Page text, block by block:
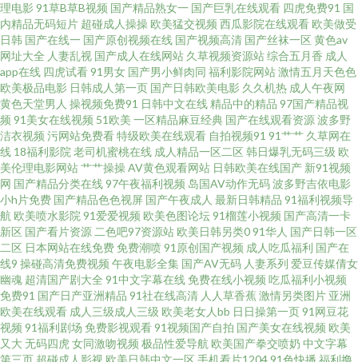
三分钟 丝袜av资源在线观看 艹艹艹在线 日本东京热色综合 玖玖热精品视频
内射日本少妇 污污污视频网站一二三区 91麻豆萝莉熟女 婷婷色AV电影网 岛
国精品在线播放 97韩亚洲 成人福利视频 亚洲自拍电影 www.91色狼视频 超
碰人妻第一夜 女同按摩伦理 免费黄色片网址 超碰97操操操 91区在线视频观
看 亚洲最大成人在线 成人电影w 91红桃福利 国产福利视频导航 五月激情黄
色 AV网扯 日韩情侣av 欧美久久一欠 另类成人男女 中文字幕av资源 97超碰热
线 三级片人与兽 国产91九色在线资源 人人肏人人 av老司机福利天堂 亚洲在
浅在现观看 1024cc在线观看 97人人乐 欧洲成人精品 人人干 AV在线 午夜老
司机电影网 婷婷欧美日韩无 国产激情图区 天堂AV男人 久久蕉伊人 www色图
理电影 91草B草B视频 国产精品熟女一 国产巨乳在线观看 四虎免费91 国
内精品无码短片 超碰成人操操 欧美猛交视频 西瓜影院在线观看 欧美做受
日韩 国产在线一 国产原创视频在线 国产视频高清 国产丝袜一区 黄色av
网址大全 人妻乱视 国产成人在线网站 久草视频资源站综合五月香 成人
app在线 四虎试看91男女 国产男小鲜肉同 福利影院网站激情五月天色色
欧美极品电影 日韩成人第一页 国产日韩欧美电影 久久机热 成人午夜网
黄色天堂男人 操视频免费91 日韩中文在线精品中的精品 97国产精品视
频 91美女在线视频 51欧美 一区精品麻豆经典 国产在线观看资源波多野
洁衣视频 污网站免费看特级欧美在线观看 自拍视频91 91艹艹 久草网在
线 18福利影院 老司机蜜桃在线 成人精品一区二区 韩日爆乳无码三级 欧
美伦理电影网站艹艹操操AV黄色观看网站 日韩欧美在线国产 新91视频
网 国产精品分类在线97午夜福利视频 岛国AV动作无码波多野吉依电影
小h片免费 国产精品色色视屏 国产午夜成人 最新日韩精品 91福利视频导
航 欧美喷水影院 91爱爱视频 欧美色图论坛91榴莲小视频 国产高清一卡
新区 国产看片资源 二色吧97资源站 欧美日韩另类091华人 国产日韩一区
二区 日本网站在线免费 免费潮喷91原创国产视频 成人吃瓜福利 国产在
线9 操碰高清免费视频 午夜电影全集 国产AV无码 人妻系列 爱豆传媒倩女
幽魂 超清国产剧大全 91中文字幕在线 免费在线小视频 吃瓜福利小视频
免费91 国产日产亚洲精品 91社在线高清 人人草香蕉 激情另类图片 亚洲
欧美在线观看 成人三级成人三级 欧美老女人bb 日日操第一页91网豆花
视频 91福利剧场 免费影视观看91视频国产自拍 国产美女在线视频 欧美
又大 无码四虎 女同激吻视频 极品性爱导航 欧美国产拳交喷奶 中文字幕
第三页 超碰成人影视 欧美日韩中文一区 手机看片120491色快播 福利撸